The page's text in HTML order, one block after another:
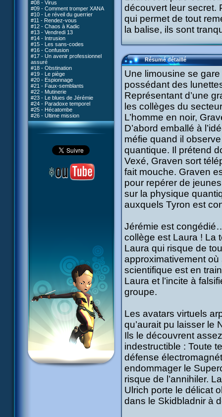
#08 - Virus
#09 - Comment tromper XANA
#10 - Le réveil du guerrier
#11 - Rendez-vous
#12 - Chaos à Kadic
#13 - Vendredi 13
#14 - Intrusion
#15 - Les sans-codes
#16 - Confusion
#17 - Un avenir professionnel
assuré
#18 - Obstination
#19 - Le piège
#20 - Espionnage
#21 - Faux-semblants
#22 - Mutinerie
#23 - Le blues de Jérémie
#24 - Paradoxe temporel
#25 - Hécatombe
#26 - Ultime mission
découvert leur secret.
qui permet de tout
la balise, ils sont
Résumé détaillé
Une limousine se
possédant des
Représentant d’une
les collèges du
L’homme en noir,
D’abord emballé à
méfie quand il
quantique. Il prétend
Vexé, Graven sort
fait mouche. Graven
pour repérer de
sur la physique
auxquels Tyron est
Jérémie est
collège est Laura ! La
Laura qui risque de
approximativement
scientifique est en
Laura et l’incite à
groupe.
Les avatars virtuels
qu’aurait pu laisser le
Ils le découvrent
indestructible : Toute
défense
endommager le
risque de l’annihiler.
Ulrich porte le délicat
dans le Skidbladnir à